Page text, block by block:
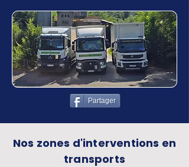
Partager
Nos zones d'interventions en
transports